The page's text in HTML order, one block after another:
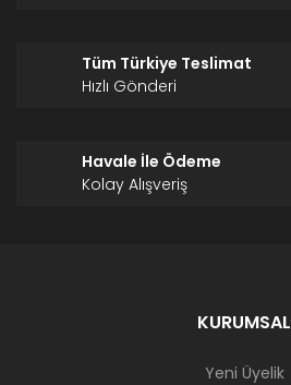
Tüm Türkiye Teslimat
Hızlı Gönderi
Havale İle Ödeme
Kolay Alışveriş
KURUMSAL
Yeni Üyelik